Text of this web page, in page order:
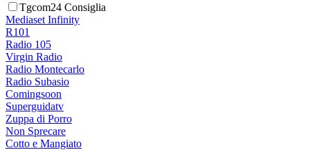
Tgcom24 Consiglia
Mediaset Infinity
R101
Radio 105
Virgin Radio
Radio Montecarlo
Radio Subasio
Comingsoon
Superguidatv
Zuppa di Porro
Non Sprecare
Cotto e Mangiato